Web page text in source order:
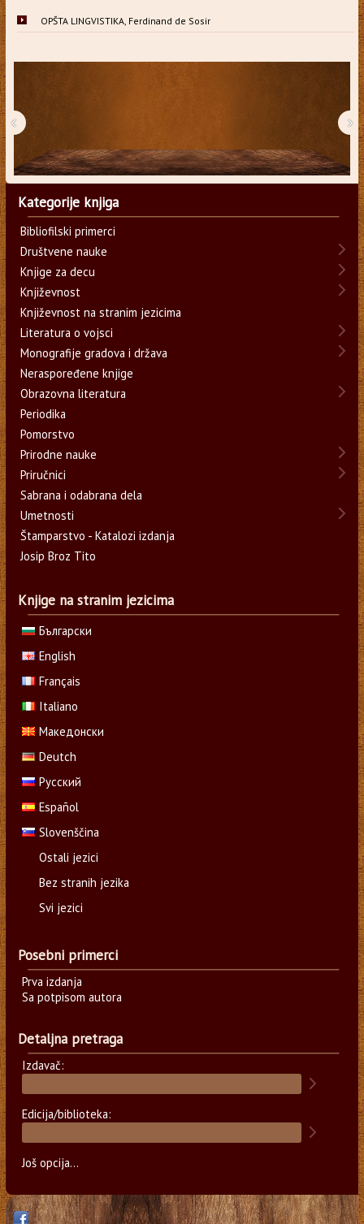
OPŠTA LINGVISTIKA, Ferdinand de Sosir
‹ ›
Kategorije knjiga
Bibliofilski primerci
Društvene nauke
Knjige za decu
Književnost
Književnost na stranim jezicima
Literatura o vojsci
Monografije gradova i država
Neraspoređene knjige
Obrazovna literatura
Periodika
Pomorstvo
Prirodne nauke
Priručnici
Sabrana i odabrana dela
Umetnosti
Štamparstvo - Katalozi izdanja
Josip Broz Tito
Knjige na stranim jezicima
Български
English
Français
Italiano
Македонски
Deutch
Русский
Español
Slovenščina
Ostali jezici
Bez stranih jezika
Svi jezici
Posebni primerci
Prva izdanja
Sa potpisom autora
Detaljna pretraga
Izdavač:
Edicija/biblioteka:
Još opcija...